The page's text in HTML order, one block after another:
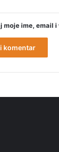
moje ime, email